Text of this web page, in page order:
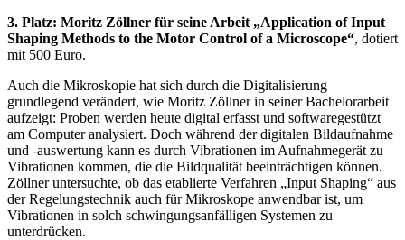
3. Platz: Moritz Zöllner für seine Arbeit „Application of Input
Shaping Methods to the Motor Control of a Microscope“, dotiert
mit 500 Euro.
Auch die Mikroskopie hat sich durch die Digitalisierung
grundlegend verändert, wie Moritz Zöllner in seiner Bachelorarbeit
aufzeigt: Proben werden heute digital erfasst und softwaregestützt
am Computer analysiert. Doch während der digitalen Bildaufnahme
und -auswertung kann es durch Vibrationen im Aufnahmegerät zu
Vibrationen kommen, die die Bildqualität beeinträchtigen können.
Zöllner untersuchte, ob das etablierte Verfahren „Input Shaping“ aus
der Regelungstechnik auch für Mikroskope anwendbar ist, um
Vibrationen in solch schwingungsanfälligen Systemen zu
unterdrücken.